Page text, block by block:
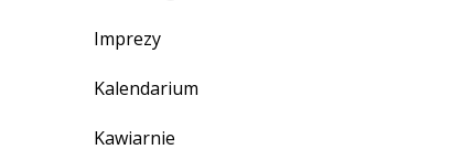
Imprezy
Kalendarium
Kawiarnie